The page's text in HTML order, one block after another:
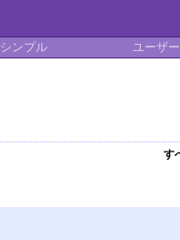
シンプル ユーザ
す